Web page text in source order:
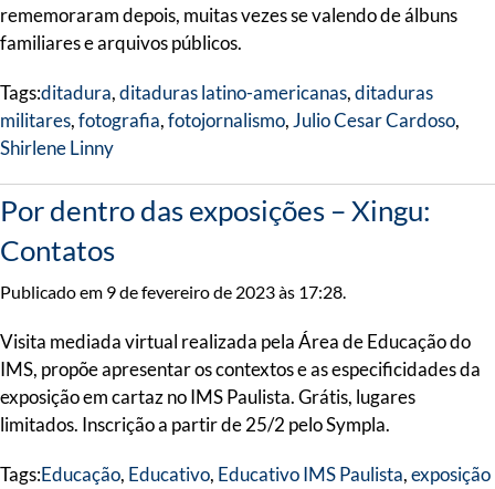
rememoraram depois, muitas vezes se valendo de álbuns
familiares e arquivos públicos.
Tags:ditadura,ditaduras latino-americanas,ditaduras
militares,fotografia,fotojornalismo, Julio Cesar Cardoso,
Shirlene Linny
Por dentro das exposições – Xingu:
Contatos
Publicado em 9 de fevereiro de 2023 às 17:28.
Visita mediada virtual realizada pela Área de Educação do
IMS, propõe apresentar os contextos e as especificidades da
exposição em cartaz no IMS Paulista. Grátis, lugares
limitados. Inscrição a partir de 25/2 pelo Sympla.
Tags:Educação, Educativo, Educativo IMS Paulista,exposição